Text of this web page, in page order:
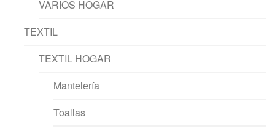
VARIOS HOGAR
TEXTIL
TEXTIL HOGAR
Mantelería
Toallas